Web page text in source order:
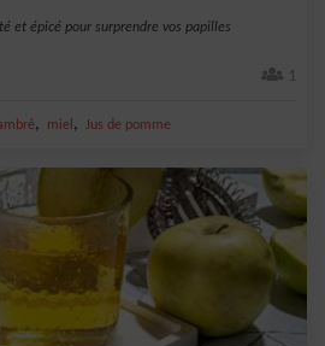
et épicé pour surprendre vos papilles
1
, miel , Jus de pomme